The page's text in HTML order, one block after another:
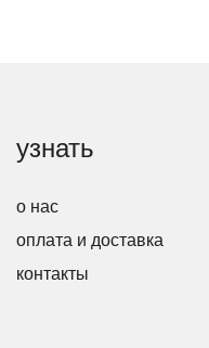
узнать
о нас
оплата и доставка
контакты